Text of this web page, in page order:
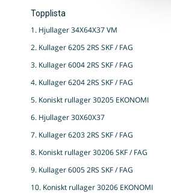
Topplista
1. Hjullager 34X64X37 VM
2. Kullager 6205 2RS SKF / FAG
3. Kullager 6004 2RS SKF / FAG
4. Kullager 6204 2RS SKF / FAG
5. Koniskt rullager 30205 EKONOMI
6. Hjullager 30X60X37
7. Kullager 6203 2RS SKF / FAG
8. Koniskt rullager 30206 SKF / FAG
9. Kullager 6005 2RS SKF / FAG
10. Koniskt rullager 30206 EKONOMI